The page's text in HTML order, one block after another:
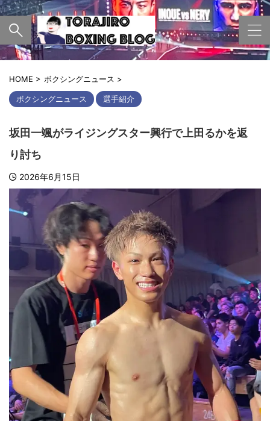
HOME > ボクシングニュース >
ボクシングニュース 選手紹介
坂田一颯がライジングスター興行で上田るかを返
り討ち
2026年6月15日